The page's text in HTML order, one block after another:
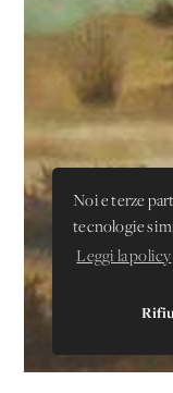
Noi e terze
tecnologie
Leggi la policy